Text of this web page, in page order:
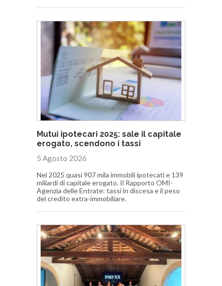
Mutui ipotecari 2025: sale il capitale
erogato, scendono i tassi
5 Agosto 2026
Nel 2025 quasi 907 mila immobili ipotecati e 139
miliardi di capitale erogato. Il Rapporto OMI-
Agenzia delle Entrate: tassi in discesa e il peso
del credito extra-immobiliare.